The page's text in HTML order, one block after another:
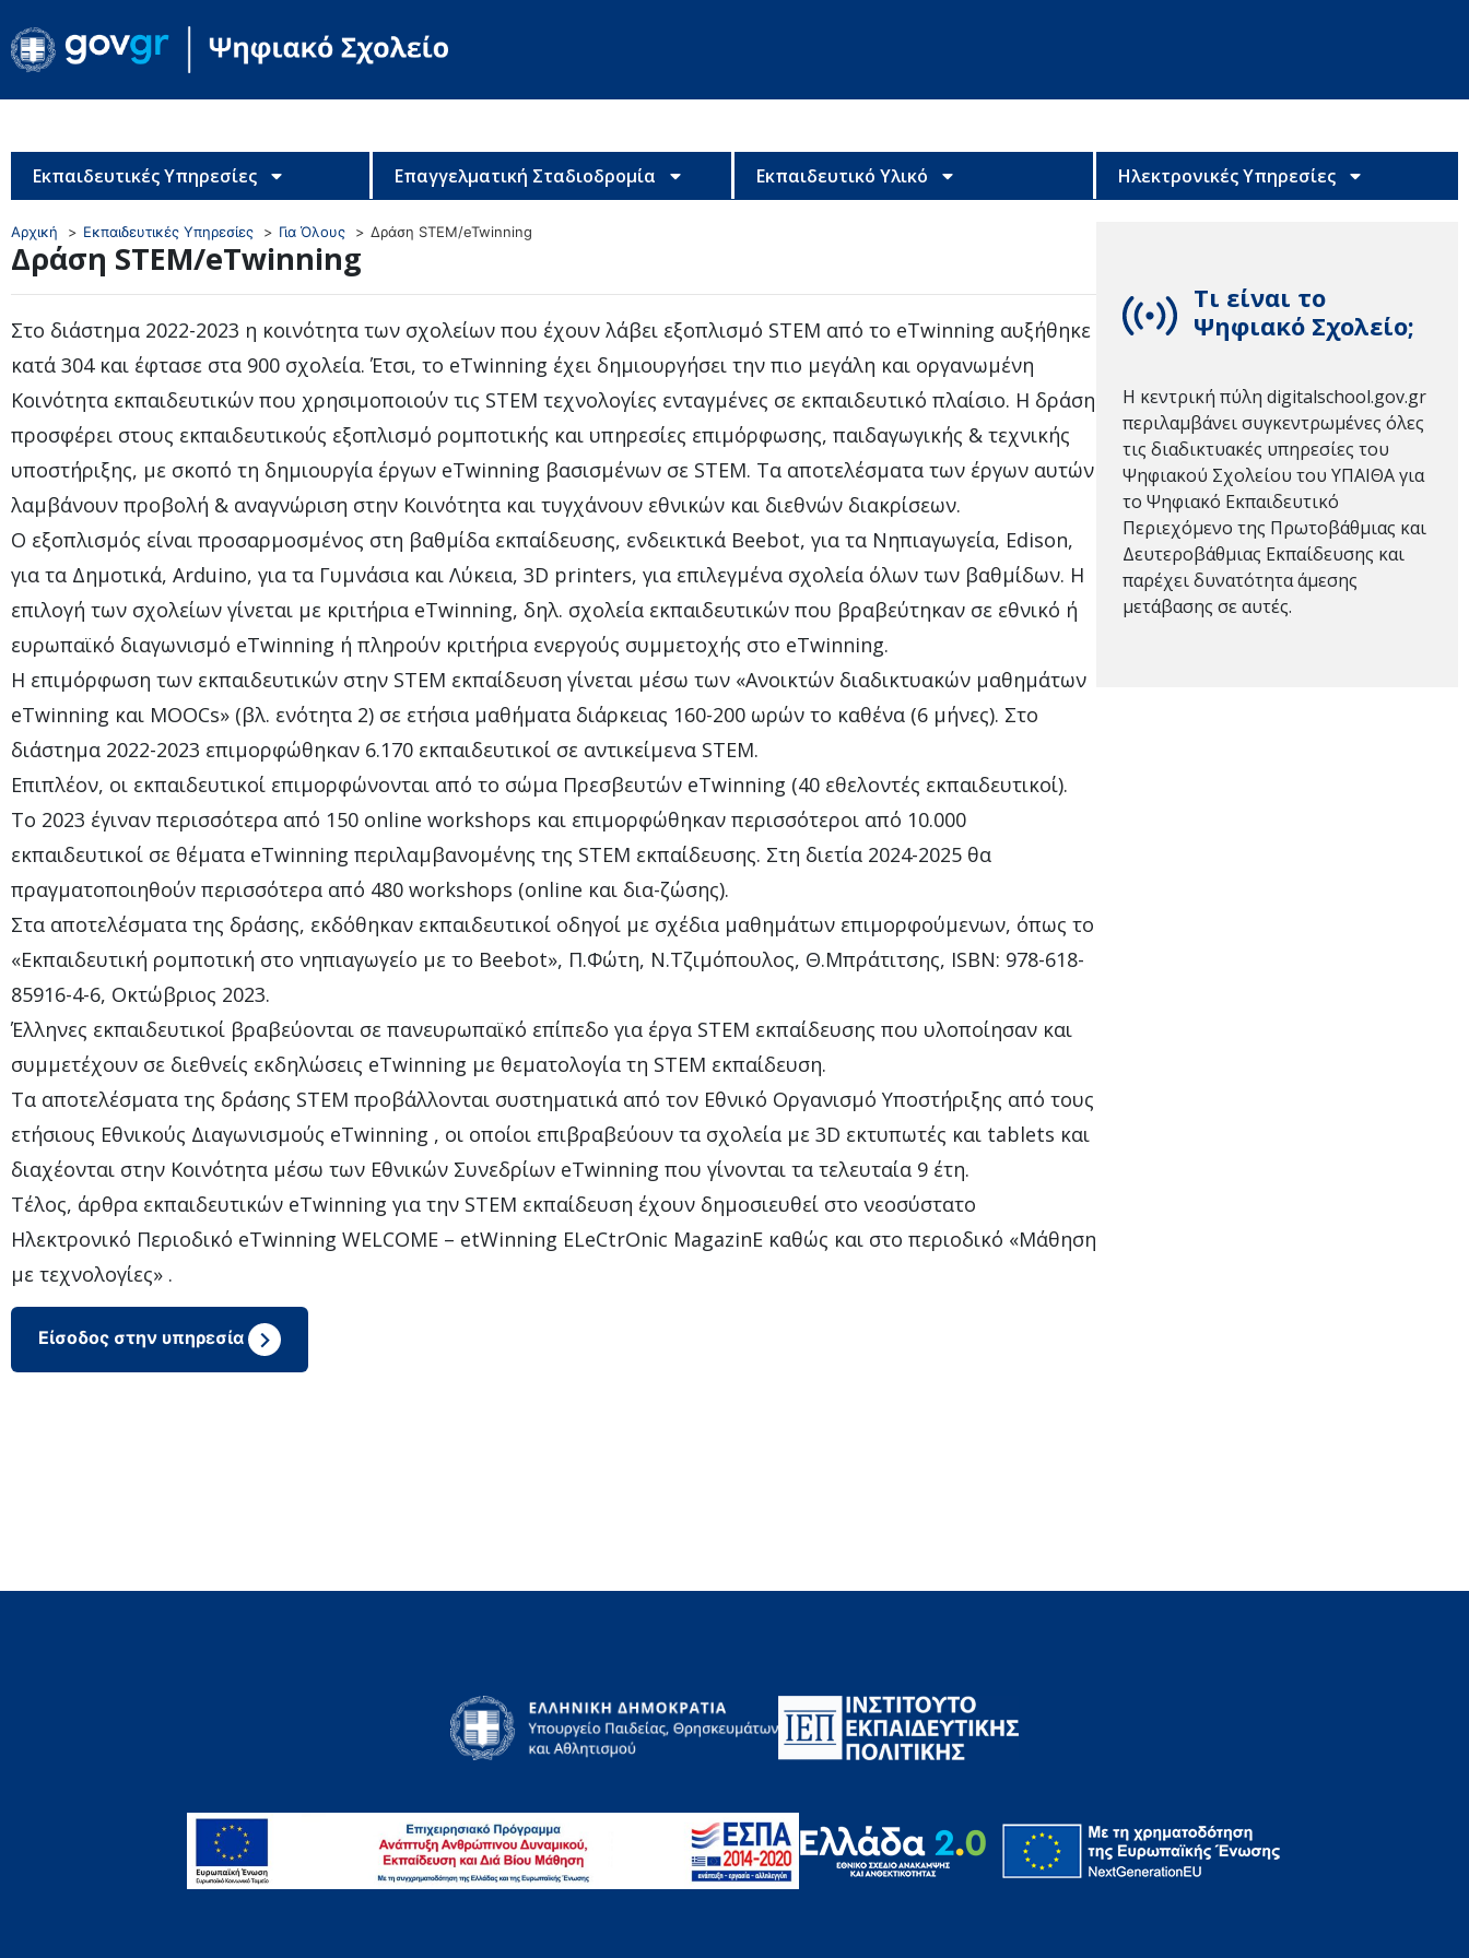
Εκπαιδευτικές Υπηρεσίες Επαγγελματική Σταδιοδρομία Εκπαιδευτικό Υλικό Ηλεκτρονικές Υπηρεσίες
Αρχική Εκπαιδευτικές Υπηρεσίες Για Όλους Δράση STEM/eTwinning
Δράση STEM/eTwinning
Στο διάστημα 2022-2023 η κοινότητα των σχολείων που έχουν λάβει εξοπλισμό STEM από το eTwinning αυξήθηκε
κατά 304 και έφτασε στα 900 σχολεία. Έτσι, το eTwinning έχει δημιουργήσει την πιο μεγάλη και οργανωμένη
Κοινότητα εκπαιδευτικών που χρησιμοποιούν τις STEM τεχνολογίες ενταγμένες σε εκπαιδευτικό πλαίσιο. Η δράση
προσφέρει στους εκπαιδευτικούς εξοπλισμό ρομποτικής και υπηρεσίες επιμόρφωσης, παιδαγωγικής & τεχνικής
υποστήριξης, με σκοπό τη δημιουργία έργων eTwinning βασισμένων σε STEM. Τα αποτελέσματα των έργων αυτών
λαμβάνουν προβολή & αναγνώριση στην Κοινότητα και τυγχάνουν εθνικών και διεθνών διακρίσεων.
Ο εξοπλισμός είναι προσαρμοσμένος στη βαθμίδα εκπαίδευσης, ενδεικτικά Beebot, για τα Νηπιαγωγεία, Edison,
για τα Δημοτικά, Arduino, για τα Γυμνάσια και Λύκεια, 3D printers, για επιλεγμένα σχολεία όλων των βαθμίδων. Η
επιλογή των σχολείων γίνεται με κριτήρια eTwinning, δηλ. σχολεία εκπαιδευτικών που βραβεύτηκαν σε εθνικό ή
ευρωπαϊκό διαγωνισμό eTwinning ή πληρούν κριτήρια ενεργούς συμμετοχής στο eTwinning.
Η επιμόρφωση των εκπαιδευτικών στην STEM εκπαίδευση γίνεται μέσω των «Ανοικτών διαδικτυακών μαθημάτων
eTwinning και MOOCs» (βλ. ενότητα 2) σε ετήσια μαθήματα διάρκειας 160-200 ωρών το καθένα (6 μήνες). Στο
διάστημα 2022-2023 επιμορφώθηκαν 6.170 εκπαιδευτικοί σε αντικείμενα STEM.
Επιπλέον, οι εκπαιδευτικοί επιμορφώνονται από το σώμα Πρεσβευτών eTwinning (40 εθελοντές εκπαιδευτικοί).
Το 2023 έγιναν περισσότερα από 150 online workshops και επιμορφώθηκαν περισσότεροι από 10.000
εκπαιδευτικοί σε θέματα eTwinning περιλαμβανομένης της STEM εκπαίδευσης. Στη διετία 2024-2025 θα
πραγματοποιηθούν περισσότερα από 480 workshops (online και δια-ζώσης).
Στα αποτελέσματα της δράσης, εκδόθηκαν εκπαιδευτικοί οδηγοί με σχέδια μαθημάτων επιμορφούμενων, όπως το
«Εκπαιδευτική ρομποτική στο νηπιαγωγείο με το Beebot», Π.Φώτη, Ν.Τζιμόπουλος, Θ.Μπράτιτσης, ISBN: 978-618-
85916-4-6, Οκτώβριος 2023.
Έλληνες εκπαιδευτικοί βραβεύονται σε πανευρωπαϊκό επίπεδο για έργα STEM εκπαίδευσης που υλοποίησαν και
συμμετέχουν σε διεθνείς εκδηλώσεις eTwinning με θεματολογία τη STEM εκπαίδευση.
Τα αποτελέσματα της δράσης STEM προβάλλονται συστηματικά από τον Εθνικό Οργανισμό Υποστήριξης από τους
ετήσιους Εθνικούς Διαγωνισμούς eTwinning , οι οποίοι επιβραβεύουν τα σχολεία με 3D εκτυπωτές και tablets και
διαχέονται στην Κοινότητα μέσω των Εθνικών Συνεδρίων eTwinning που γίνονται τα τελευταία 9 έτη.
Τέλος, άρθρα εκπαιδευτικών eTwinning για την STEM εκπαίδευση έχουν δημοσιευθεί στο νεοσύστατο
Ηλεκτρονικό Περιοδικό eTwinning WELCOME – etWinning ELeCtrOnic MagazinE καθώς και στο περιοδικό «Μάθηση
με τεχνολογίες» .
Είσοδος στην υπηρεσία
Τι είναι το
Ψηφιακό Σχολείο;
Η κεντρική πύλη digitalschool.gov.gr
περιλαμβάνει συγκεντρωμένες όλες
τις διαδικτυακές υπηρεσίες του
Ψηφιακού Σχολείου του ΥΠΑΙΘΑ για
το Ψηφιακό Εκπαιδευτικό
Περιεχόμενο της Πρωτοβάθμιας και
Δευτεροβάθμιας Εκπαίδευσης και
παρέχει δυνατότητα άμεσης
μετάβασης σε αυτές.